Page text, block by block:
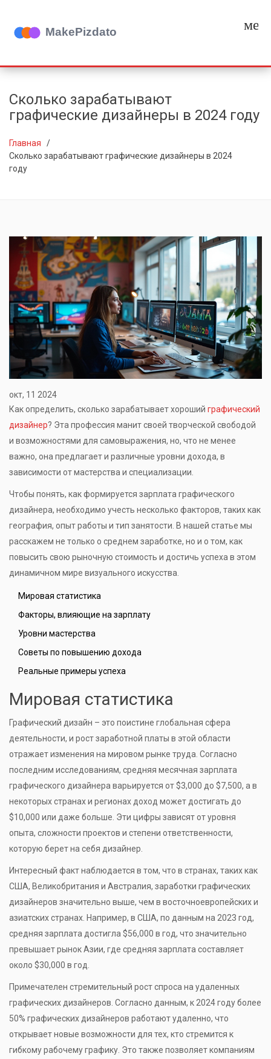
Сколько зарабатывают
графические дизайнеры в 2024 году
Главная
Сколько зарабатывают графические дизайнеры в 2024
году
окт, 11 2024
Как определить, сколько зарабатывает хороший графический
дизайнер? Эта профессия манит своей творческой свободой
и возможностями для самовыражения, но, что не менее
важно, она предлагает и различные уровни дохода, в
зависимости от мастерства и специализации.
Чтобы понять, как формируется зарплата графического
дизайнера, необходимо учесть несколько факторов, таких как
география, опыт работы и тип занятости. В нашей статье мы
расскажем не только о среднем заработке, но и о том, как
повысить свою рыночную стоимость и достичь успеха в этом
динамичном мире визуального искусства.
Мировая статистика
Факторы, влияющие на зарплату
Уровни мастерства
Советы по повышению дохода
Реальные примеры успеха
Мировая статистика
Графический дизайн – это поистине глобальная сфера
деятельности, и рост заработной платы в этой области
отражает изменения на мировом рынке труда. Согласно
последним исследованиям, средняя месячная зарплата
графического дизайнера варьируется от $3,000 до $7,500, а в
некоторых странах и регионах доход может достигать до
$10,000 или даже больше. Эти цифры зависят от уровня
опыта, сложности проектов и степени ответственности,
которую берет на себя дизайнер.
Интересный факт наблюдается в том, что в странах, таких как
США, Великобритания и Австралия, заработки графических
дизайнеров значительно выше, чем в восточноевропейских и
азиатских странах. Например, в США, по данным на 2023 год,
средняя зарплата достигла $56,000 в год, что значительно
превышает рынок Азии, где средняя зарплата составляет
около $30,000 в год.
Примечателен стремительный рост спроса на удаленных
графических дизайнеров. Согласно данным, к 2024 году более
50% графических дизайнеров работают удаленно, что
открывает новые возможности для тех, кто стремится к
гибкому рабочему графику. Это также позволяет компаниям